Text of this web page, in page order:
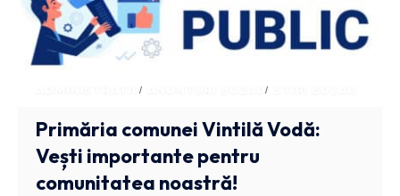
ADMINISTRATIV ANUNTURI BUZAU
Primăria comunei Vintilă Vodă:
Vești importante pentru
comunitatea noastră!